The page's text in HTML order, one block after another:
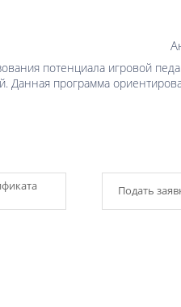
потенциала игровой
Данная программа
Подать